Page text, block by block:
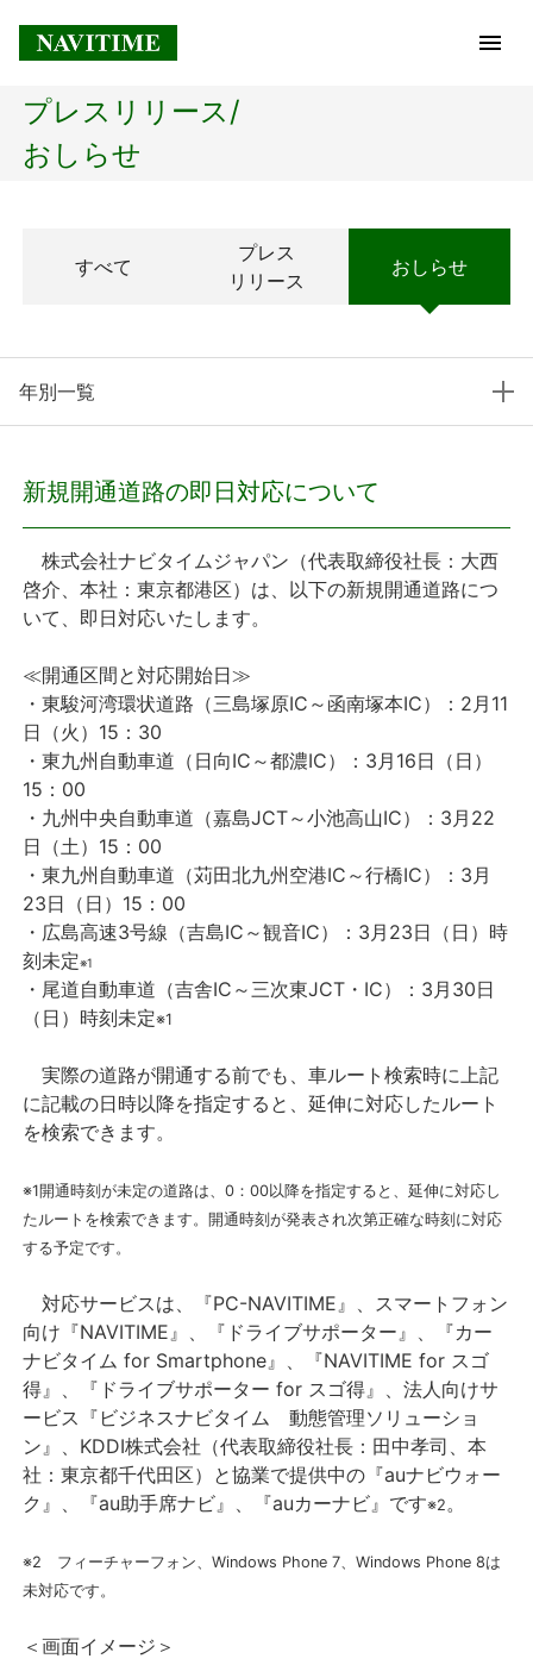
トップページ
経営理念
プレスリリース
プレスリリース
サービス
個人向けサービス
法人向けサービス
採用情報
プレスリリース/
おしらせ
すべて
プレス
リリース
おしらせ
年別一覧
新規開通道路の即日対応について
株式会社ナビタイムジャパン（代表取締役社長：大西
啓介、本社：東京都港区）は、以下の新規開通道路につ
いて、即日対応いたします。
≪開通区間と対応開始日≫
・東駿河湾環状道路（三島塚原IC～函南塚本IC）：2月11
日（火）15：30
・東九州自動車道（日向IC～都濃IC）：3月16日（日）
15：00
・九州中央自動車道（嘉島JCT～小池高山IC）：3月22
日（土）15：00
・東九州自動車道（苅田北九州空港IC～行橋IC）：3月
23日（日）15：00
・広島高速3号線（吉島IC～観音IC）：3月23日（日）時
刻未定※1
・尾道自動車道（吉舎IC～三次東JCT・IC）：3月30日
（日）時刻未定※1
実際の道路が開通する前でも、車ルート検索時に上記
に記載の日時以降を指定すると、延伸に対応したルート
を検索できます。
※1開通時刻が未定の道路は、0：00以降を指定すると、延伸に対応し
たルートを検索できます。開通時刻が発表され次第正確な時刻に対応
する予定です。
対応サービスは、『PC-NAVITIME』、スマートフォン
向け『NAVITIME』、『ドライブサポーター』、『カー
ナビタイム for Smartphone』、『NAVITIME for スゴ
得』、『ドライブサポーター for スゴ得』、法人向けサ
ービス『ビジネスナビタイム 動態管理ソリューショ
ン』、KDDI株式会社（代表取締役社長：田中孝司、本
社：東京都千代田区）と協業で提供中の『auナビウォー
ク』、『au助手席ナビ』、『auカーナビ』です※2。
※2 フィーチャーフォン、Windows Phone 7、Windows Phone 8は
未対応です。
＜画面イメージ＞